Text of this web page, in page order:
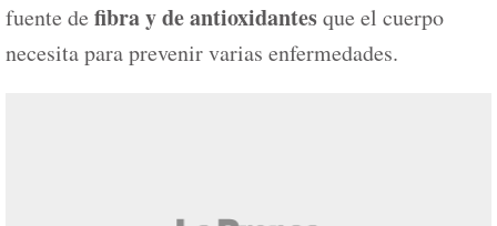
fuente de fibra y de antioxidantesque el cuerpo
necesita para prevenir varias enfermedades.